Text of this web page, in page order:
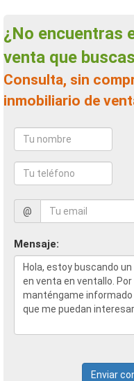
¿No encuentras el terrenos solares en
venta que
Consulta, sin compromiso, a un agente
inmobiliario de
@
Mensaje:
Enviar